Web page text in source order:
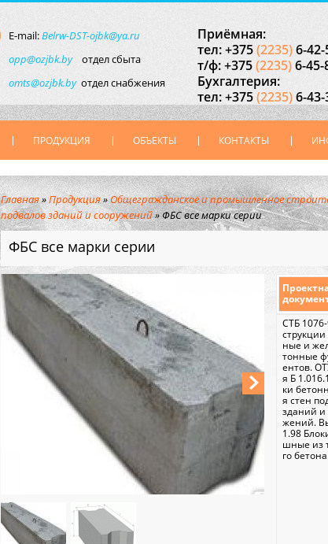
E-mail:Belrw-DST-ojbk@ya.ru
opp@ozjbk.byотдел сбыта
omts@ozjbk.byотдел снабжения
Приёмная:
тел: +375(2235)6-42-
т/ф: +375(2235)6-45-
Бухгалтерия:
тел: +375(2235)6-
ПРОДУКЦИЯ ОБЪЕКТЫ КОНТАКТЫ
Главная»Продукция»Общегражданское и промышленное
подвалов зданий и сооружений»ФБС все марки серии
ФБС все марки серии
СТБ
струкции
ные и
тонные
ентов.
я Б
ки
я стен
зданий и
жений.
1.98
шные из
го